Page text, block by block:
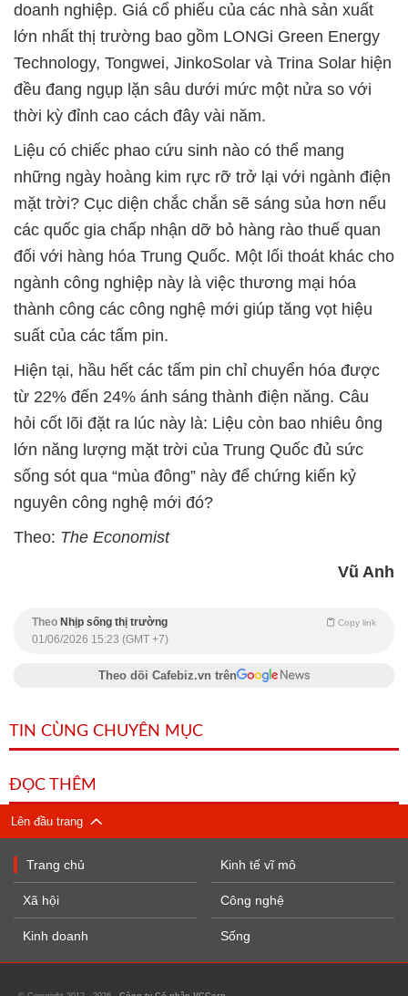
doanh nghiệp. Giá cổ phiếu của các nhà sản xuất
lớn nhất thị trường bao gồm LONGi Green Energy
Technology, Tongwei, JinkoSolar và Trina Solar hiện
đều đang ngụp lặn sâu dưới mức một nửa so với
thời kỳ đỉnh cao cách đây vài năm.
Liệu có chiếc phao cứu sinh nào có thể mang
những ngày hoàng kim rực rỡ trở lại với ngành điện
mặt trời? Cục diện chắc chắn sẽ sáng sủa hơn nếu
các quốc gia chấp nhận dỡ bỏ hàng rào thuế quan
đối với hàng hóa Trung Quốc. Một lối thoát khác cho
ngành công nghiệp này là việc thương mại hóa
thành công các công nghệ mới giúp tăng vọt hiệu
suất của các tấm pin.
Hiện tại, hầu hết các tấm pin chỉ chuyển hóa được
từ 22% đến 24% ánh sáng thành điện năng. Câu
hỏi cốt lõi đặt ra lúc này là: Liệu còn bao nhiêu ông
lớn năng lượng mặt trời của Trung Quốc đủ sức
sống sót qua “mùa đông” này để chứng kiến kỷ
nguyên công nghệ mới đó?
Theo: The Economist
Vũ Anh
Theo Nhịp sống thị trường Copy link
01/06/2026 15:23 (GMT +7)
Theo dõi Cafebiz.vn trên
TIN CÙNG CHUYÊN MỤC
ĐỌC THÊM
Lên đầu trang
Trang chủ
Xã hội
Kinh doanh
Kinh tế vĩ mô
Công nghệ
Sống